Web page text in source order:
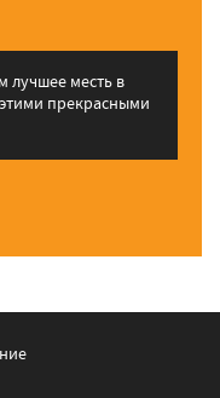
лучшее месть в
прекрасными